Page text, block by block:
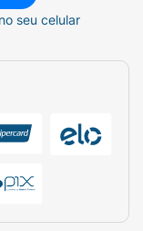
muito
a qualidade e
seu celular